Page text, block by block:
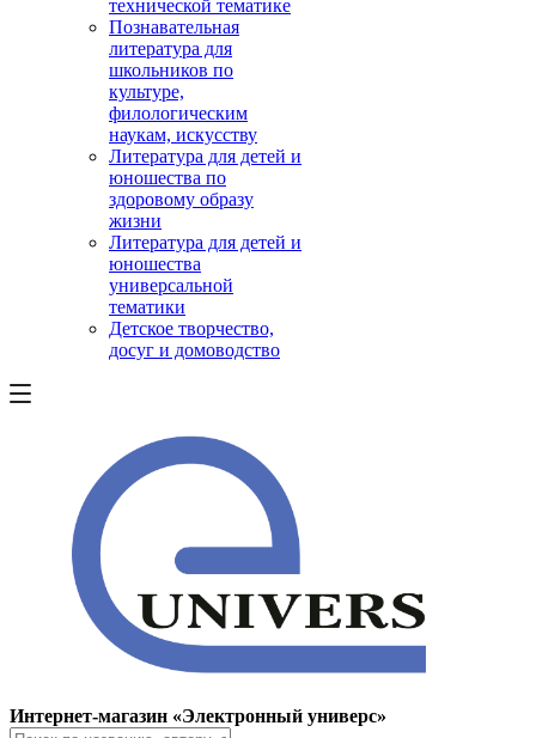
технической тематике
Познавательная
литература для
школьников по
культуре,
филологическим
наукам, искусству
Литература для детей и
юношества по
здоровому образу
жизни
Литература для детей и
юношества
универсальной
тематики
Детское творчество,
досуг и домоводство
Интернет-магазин «Электронный универс»